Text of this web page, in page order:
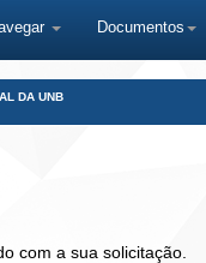
Documentos
DA UNB
com a sua solicitação.